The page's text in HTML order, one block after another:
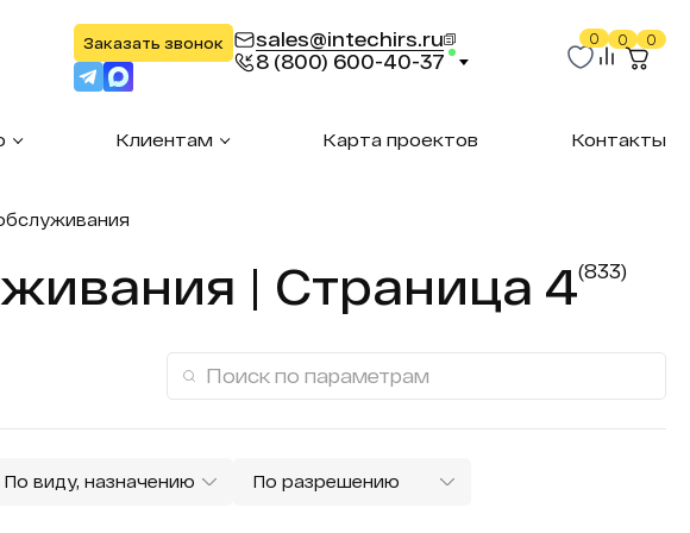
Заказать звонок
sales@intechirs.ru
8 (800) 600-40-37
0 0 0
Клиентам Карта проектов Контакты
| Страница 4(833)
По виду, назначению
По разрешению